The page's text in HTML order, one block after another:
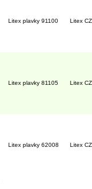
Litex plavky 91100 Litex CZ
Litex plavky 81105 Litex CZ
Litex plavky 62008 Litex CZ